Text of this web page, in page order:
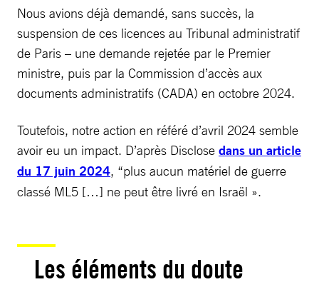
Nous avions déjà demandé, sans succès, la
suspension de ces licences au Tribunal administratif
de Paris – une demande rejetée par le Premier
ministre, puis par la Commission d’accès aux
documents administratifs (CADA) en octobre 2024.
Toutefois, notre action en référé d’avril 2024 semble
avoir eu un impact. D’après Disclose dans un article
du 17 juin 2024, “plus aucun matériel de guerre
classé ML5 […] ne peut être livré en Israël ».
Les éléments du doute